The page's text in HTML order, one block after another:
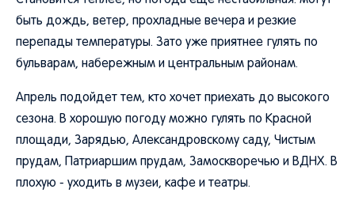
быть дождь, ветер, прохладные вечера и резкие
перепады температуры. Зато уже приятнее гулять по
бульварам, набережным и центральным районам.
Апрель подойдет тем, кто хочет приехать до высокого
сезона. В хорошую погоду можно гулять по Красной
площади, Зарядью, Александровскому саду, Чистым
прудам, Патриаршим прудам, Замоскворечью и ВДНХ. В
плохую - уходить в музеи, кафе и театры.